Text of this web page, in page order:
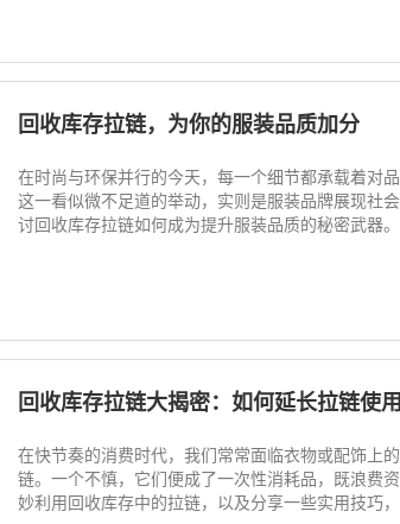
回收库存拉链，为你的服装品质加分
在时尚与环保并行的今天，每一个细节都承载着对
这一看似微不足道的举动，实则是服装品牌展现社
讨回收库存拉链如何成为提升服装品质的秘密武器
回收库存拉链大揭密：如何延长拉链使
在快节奏的消费时代，我们常常面临衣物或配饰上
链。一个不慎，它们便成了一次性消耗品，既浪费
妙利用回收库存中的拉链，以及分享一些实用技巧